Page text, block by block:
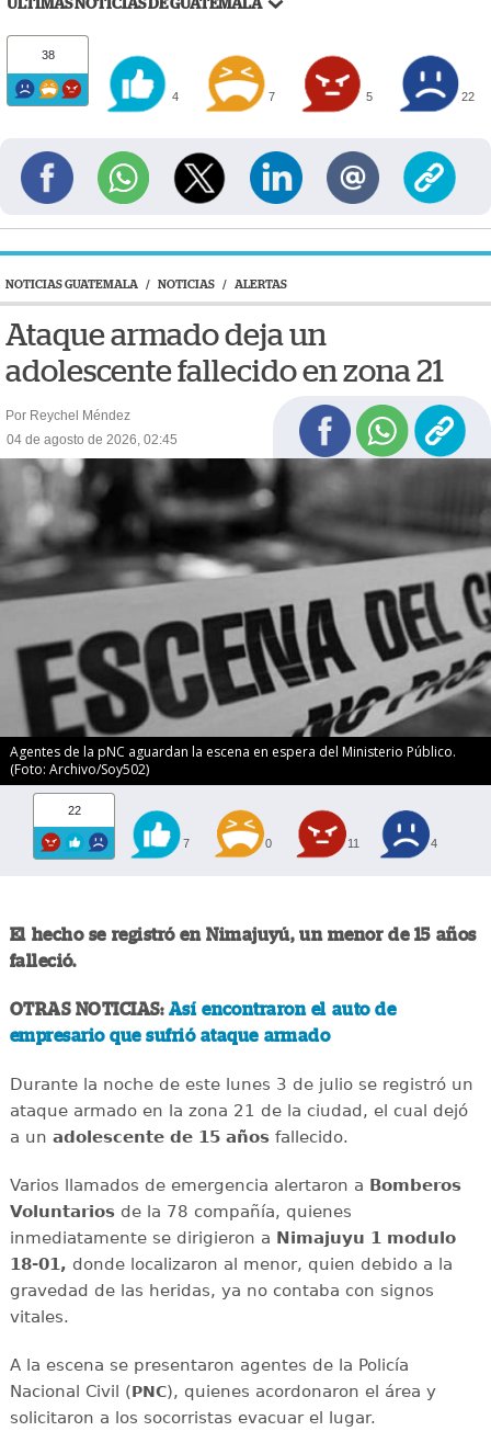
ÚLTIMAS NOTICIAS DE GUATEMALA
38
4 7 5 22
NOTICIAS GUATEMALA / NOTICIAS / ALERTAS
Ataque armado deja un
adolescente fallecido en zona 21
Por Reychel Méndez
04 de agosto de 2026, 02:45
Agentes de la pNC aguardan la escena en espera del Ministerio Público.
(Foto: Archivo/Soy502)
22
7 0 11 4
El hecho se registró en Nimajuyú, un menor de 15 años
falleció.
OTRAS NOTICIAS:Así encontraron el auto de
empresario que sufrió ataque armado
Durante la noche de este lunes 3 de julio se registró un
ataque armado en la zona 21 de la ciudad, el cual dejó
a un adolescente de 15 añosfallecido.
Varios llamados de emergencia alertaron a Bomberos
Voluntariosde la 78 compañía, quienes
inmediatamente se dirigieron a Nimajuyu 1 modulo
18-01, donde localizaron al menor, quien debido a la
gravedad de las heridas, ya no contaba con signos
vitales.
A la escena se presentaron agentes de la Policía
Nacional Civil (PNC), quienes acordonaron el área y
solicitaron a los socorristas evacuar el lugar.